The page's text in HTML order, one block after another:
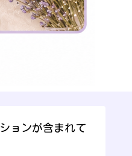
ョンが含まれて